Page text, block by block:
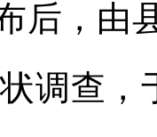
后，由
调查，